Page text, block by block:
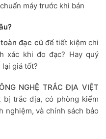
máy trước khi bán
đạc cũ để tiết kiệm chi
xác khi đo đạc? Hay quý
lại giá tốt?
NGHỆ TRẮC ĐỊA VIỆT
bị trắc địa, có phòng kiểm
nghiệm, và chính sách bảo